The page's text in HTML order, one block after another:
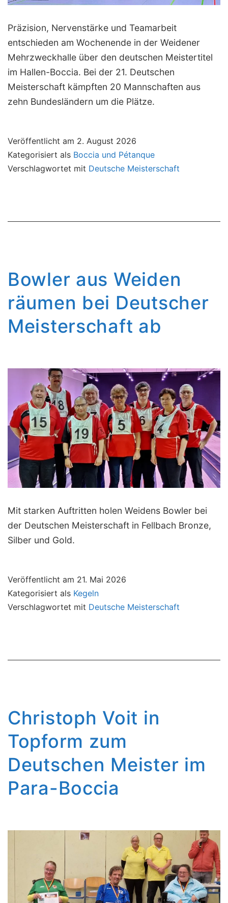
Präzision, Nervenstärke und Teamarbeit
entschieden am Wochenende in der Weidener
Mehrzweckhalle über den deutschen Meistertitel
im Hallen-Boccia. Bei der 21. Deutschen
Meisterschaft kämpften 20 Mannschaften aus
zehn Bundesländern um die Plätze.
Veröffentlicht am 2. August 2026
Kategorisiert als Boccia und Pétanque
Verschlagwortet mit Deutsche Meisterschaft
Bowler aus Weiden
räumen bei Deutscher
Meisterschaft ab
Mit starken Auftritten holen Weidens Bowler bei
der Deutschen Meisterschaft in Fellbach Bronze,
Silber und Gold.
Veröffentlicht am 21. Mai 2026
Kategorisiert als Kegeln
Verschlagwortet mit Deutsche Meisterschaft
Christoph Voit in
Topform zum
Deutschen Meister im
Para-Boccia